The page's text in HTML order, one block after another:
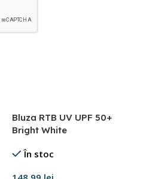
Bluza RTB UV UPF 50+
Bright White
În stoc